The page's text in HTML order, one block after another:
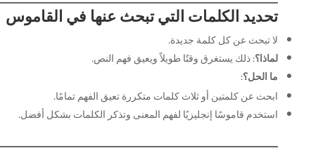
تحديد الكلمات التي تبحث عنها في القاموس
لا تبحث عن كل كلمة جديدة.
لماذا؟: ذلك يستغرق وقتًا طويلاً ويعيق فهم النص.
ما الحل؟:
ابحث عن كلمتين أو ثلاث كلمات متكررة تعيق الفهم تمامًا.
استخدم قاموسًا إنجليزيًا لفهم المعنى وتذكر الكلمات بشكل أفضل.